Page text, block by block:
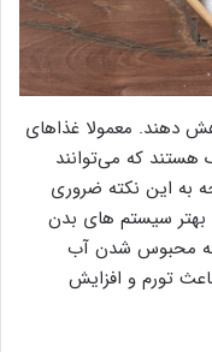
دهند. معمولا غذاهای
هستند که می‌توانند
به این نکته ضروری
بهتر سیستم‌ های بدن
به محبوس شدن آب
تورم و افزایش